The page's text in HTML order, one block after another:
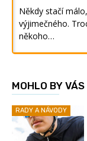
Někdy stačí
výjimečného.
někoho…
MOHLO BY
RADY A NÁVODY